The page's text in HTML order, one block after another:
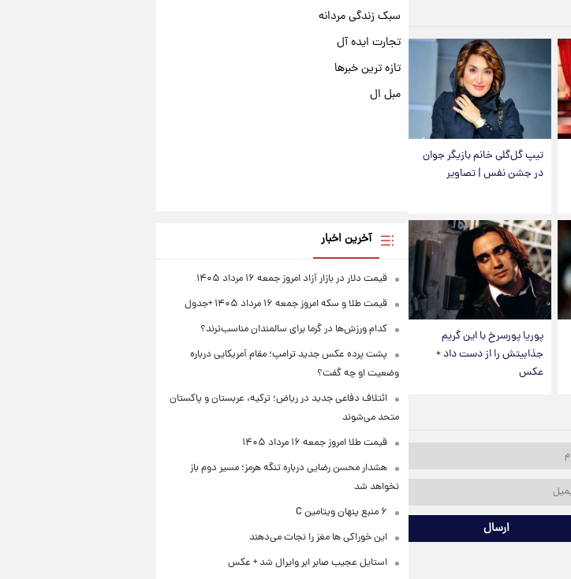
تیپ گل‌گلی خانم بازیگر جوان
در جشن نفس | تصاویر
پوریا پورسرخ با این گریم
جذابیتش را از دست داد +
عکس
ارسال
سبک زندگی مردانه
تجارت ایده آل
تازه ترین خبرها
مبل ال
آخرین اخبار
قیمت دلار در بازار آزاد امروز جمعه ۱۶ مرداد ۱۴۰۵
قیمت طلا و سکه امروز جمعه ۱۶ مرداد ۱۴۰۵ +جدول
کدام ورزش‌ها در گرما برای سالمندان مناسب‌ترند؟
پشت پرده عکس جدید ترامپ؛ مقام آمریکایی درباره
وضعیت او چه گفت؟
ائتلاف دفاعی جدید در ریاض؛ ترکیه، عربستان و پاکستان
متحد می‌شوند
قیمت طلا امروز جمعه ۱۶ مرداد ۱۴۰۵
هشدار محسن رضایی درباره تنگه هرمز؛ مسیر دوم باز
نخواهد شد
۶ منبع پنهان ویتامین C
این خوراکی ها مغز را نجات می‌دهند
استایل عجیب صابر ابر وایرال شد + عکس